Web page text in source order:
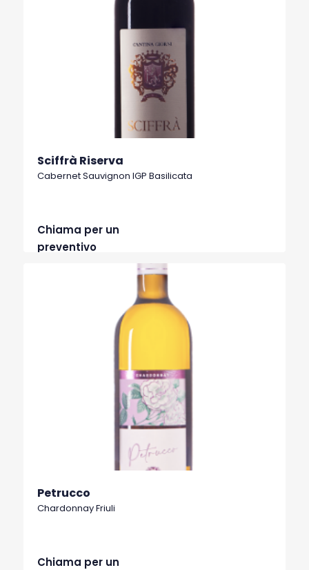
Sciffrà Riserva
Cabernet Sauvignon IGP Basilicata
Chiama per un
preventivo
Petrucco
Chardonnay Friuli
Chiama per un